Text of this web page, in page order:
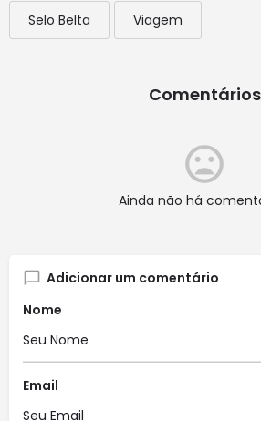
Selo Belta Viagem
Comentários
Ainda não há
Adicionar um comentário
Nome
Email